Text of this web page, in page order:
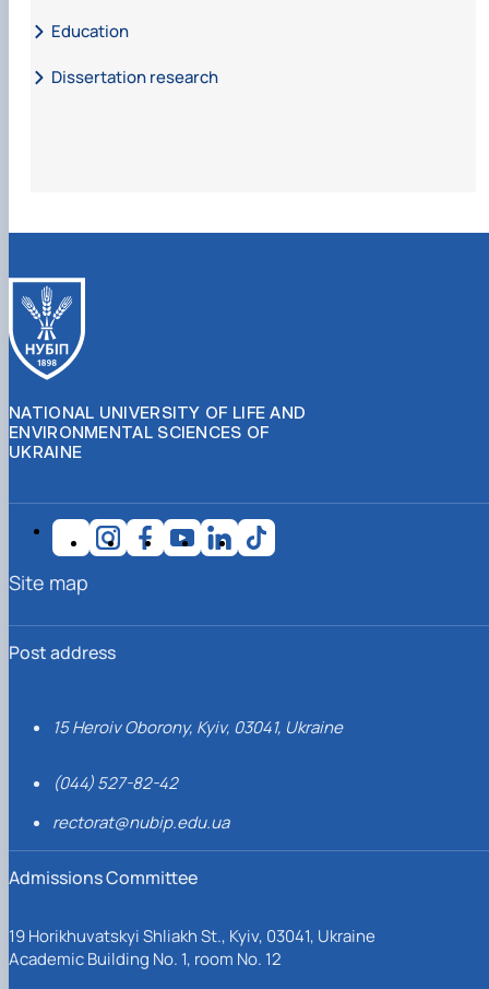
Education
Dissertation research
NATIONAL UNIVERSITY OF LIFE AND
ENVIRONMENTAL SCIENCES OF
UKRAINE
Post address
15 Heroiv Oborony, Kyiv, 03041, Ukraine
(044) 527-82-42
rectorat@nubip.edu.ua
Admissions Committee
19 Horikhuvatskyi Shliakh St., Kyiv, 03041, Ukraine
Academic Building No. 1, room No. 12
Site map